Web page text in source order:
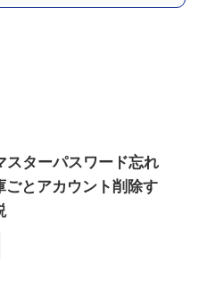
ターパスワード忘れ
ごとアカウント削除す